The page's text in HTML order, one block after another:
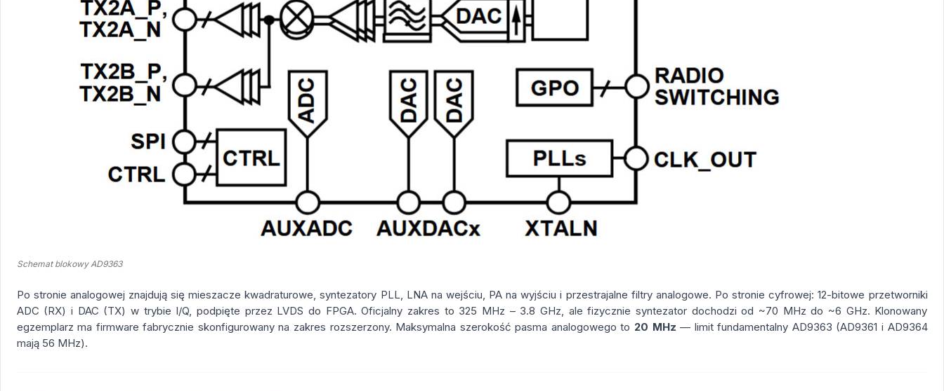
Schemat blokowy AD9363
Po stronie analogowej znajdują się mieszacze kwadraturowe, syntezatory PLL, LNA na wejściu, PA na wyjściu i przestrajalne filtry analogowe. Po stronie cyfrowej: 12-bitowe przetworniki
ADC (RX) i DAC (TX) w trybie I/Q, podpięte przez LVDS do FPGA. Oficjalny zakres to 325 MHz – 3.8 GHz, ale fizycznie syntezator dochodzi od ~70 MHz do ~6 GHz. Klonowany
egzemplarz ma firmware fabrycznie skonfigurowany na zakres rozszerzony. Maksymalna szerokość pasma analogowego to 20 MHz — limit fundamentalny AD9363 (AD9361 i AD9364
mają 56 MHz).